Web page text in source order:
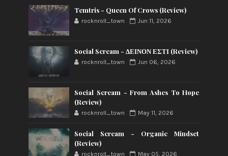
Temtris - Queen Of Crows (Review)
rocknroll_town Jun 11, 2026
Social Scream - ΔΕΙΝΟΝ ΕΣΤΙ (Review)
rocknroll_town Jun 06, 2026
Social Scream - From Ashes To Hope
(Review)
rocknroll_town May 11, 2026
Social Scream - Organic Mindset
(Review)
rocknroll_town May 05, 2026